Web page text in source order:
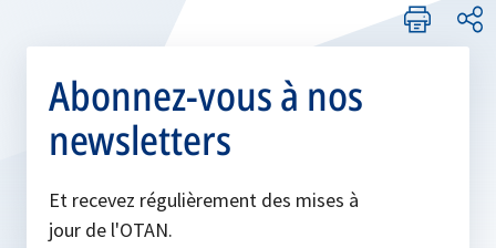
Abonnez-vous à nos
newsletters
Et recevez régulièrement des mises à
jour de l'OTAN.